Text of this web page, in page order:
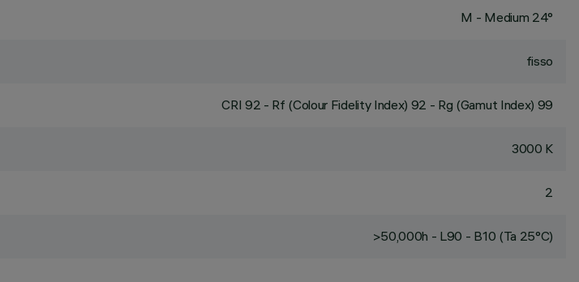
M - Medium 24°
fisso
CRI 92 - Rf (Colour Fidelity Index) 92 - Rg (Gamut Index) 99
3000 K
2
>50,000h - L90 - B10 (Ta 25°C)